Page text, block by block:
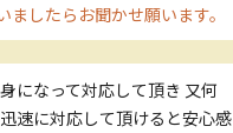
ましたらお聞かせ願います。
になって対応して頂き 又何
速に対応して頂けると安心感